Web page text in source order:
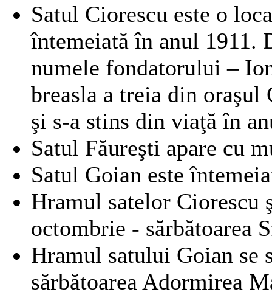
Satul Ciorescu este o
întemeiată în anul 1911.
numele fondatorului –
breasla a treia din
şi s-a stins din viaţă în
Satul Făureşti apare cu
Satul Goian este
Hramul satelor Ciorescu
octombrie - sărbătoarea
Hramul satului Goian se
sărbătoarea Adormirea